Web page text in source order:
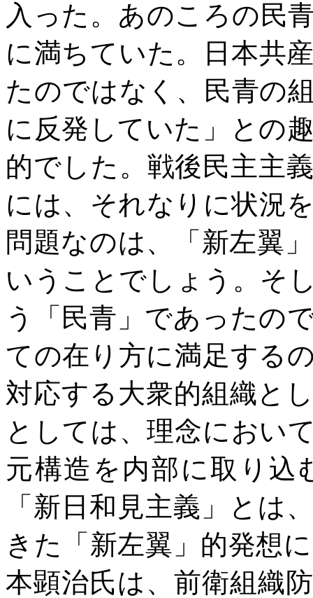
入った。あのころの民
に満ちていた。日本共
たのではなく、民青の
に反発していた」との
的でした。戦後民主主
には、それなりに状況
問題なのは、「新左翼
いうことでしょう。そ
う「民青」であったの
ての在り方に満足する
対応する大衆的組織と
としては、理念におい
元構造を内部に取り込
「新日和見主義」とは
きた「新左翼」的発想
本顕治氏は、前衛組織